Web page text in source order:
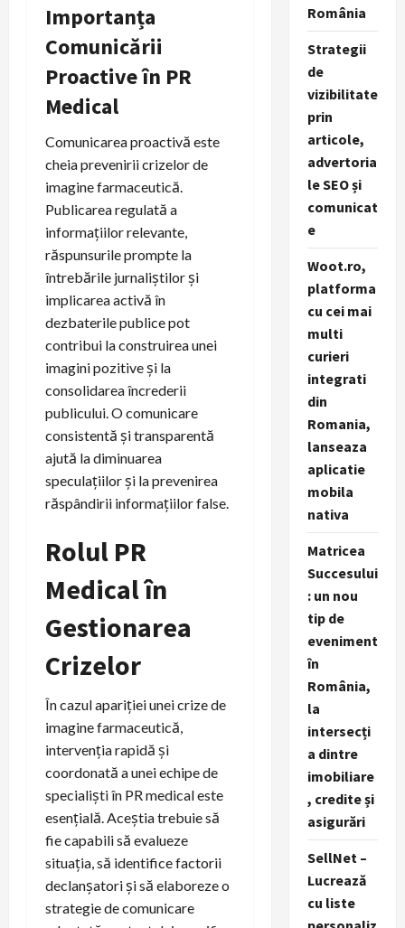
Importanța
Comunicării
Proactive în PR
Medical
Comunicarea proactivă este
cheia prevenirii crizelor de
imagine farmaceutică.
Publicarea regulată a
informațiilor relevante,
răspunsurile prompte la
întrebările jurnaliștilor și
implicarea activă în
dezbaterile publice pot
contribui la construirea unei
imagini pozitive și la
consolidarea încrederii
publicului. O comunicare
consistentă și transparentă
ajută la diminuarea
speculațiilor și la prevenirea
răspândirii informațiilor false.
Rolul PR
Medical în
Gestionarea
Crizelor
În cazul apariției unei crize de
imagine farmaceutică,
intervenția rapidă și
coordonată a unei echipe de
specialiști în PR medical este
esențială. Aceștia trebuie să
fie capabili să evalueze
situația, să identifice factorii
declanșatori și să elaboreze o
strategie de comunicare
România
Strategii
de
vizibilitate
prin
articole,
advertoria
le SEO și
comunicat
e
Woot.ro,
platforma
cu cei mai
multi
curieri
integrati
din
Romania,
lanseaza
aplicatie
mobila
nativa
Matricea
Succesului
: un nou
tip de
eveniment
în
România,
la
intersecți
a dintre
imobiliare
, credite și
asigurări
SellNet –
Lucrează
cu liste